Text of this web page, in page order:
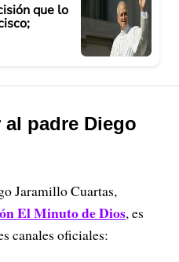
que lo
padre Diego
Jaramillo Cuartas,
El Minuto de Dios, es
canales oficiales: